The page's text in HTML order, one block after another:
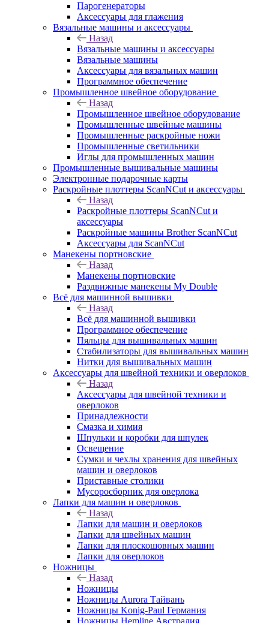
Парогенераторы
Аксессуары для глажения
Вязальные машины и аксессуары
Назад
Вязальные машины и аксессуары
Вязальные машины
Аксессуары для вязальных машин
Программное обеспечение
Промышленное швейное оборудование
Назад
Промышленное швейное оборудование
Промышленные швейные машины
Промышленные раскройные ножи
Промышленные светильники
Иглы для промышленных машин
Промышленные вышивальные машины
Электронные подарочные карты
Раскройные плоттеры ScanNCut и аксессуары
Назад
Раскройные плоттеры ScanNCut и
аксессуары
Раскройные машины Brother ScanNCut
Аксессуары для ScanNCut
Манекены портновские
Назад
Манекены портновские
Раздвижные манекены My Double
Всё для машинной вышивки
Назад
Всё для машинной вышивки
Программное обеспечение
Пяльцы для вышивальных машин
Стабилизаторы для вышивальных машин
Нитки для вышивальных машин
Аксессуары для швейной техники и оверлоков
Назад
Аксессуары для швейной техники и
оверлоков
Принадлежности
Смазка и химия
Шпульки и коробки для шпулек
Освещение
Сумки и чехлы хранения для швейных
машин и оверлоков
Приставные столики
Мусоросборник для оверлока
Лапки для машин и оверлоков
Назад
Лапки для машин и оверлоков
Лапки для швейных машин
Лапки для плоскошовных машин
Лапки для оверлоков
Ножницы
Назад
Ножницы
Ножницы Aurora Тайвань
Ножницы Konig-Paul Германия
Ножницы Hemline Австралия